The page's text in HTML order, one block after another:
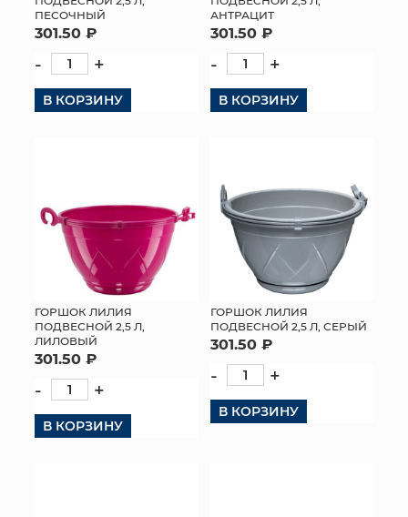
ПЕСОЧНЫЙ
301.50 ₽
- +
В КОРЗИНУ
АНТРАЦИТ
301.50 ₽
- +
В КОРЗИНУ
ГОРШОК ЛИЛИЯ
ПОДВЕСНОЙ 2,5 Л,
ЛИЛОВЫЙ
301.50 ₽
- +
В КОРЗИНУ
ГОРШОК ЛИЛИЯ
ПОДВЕСНОЙ 2,5 Л, СЕРЫЙ
301.50 ₽
- +
В КОРЗИНУ